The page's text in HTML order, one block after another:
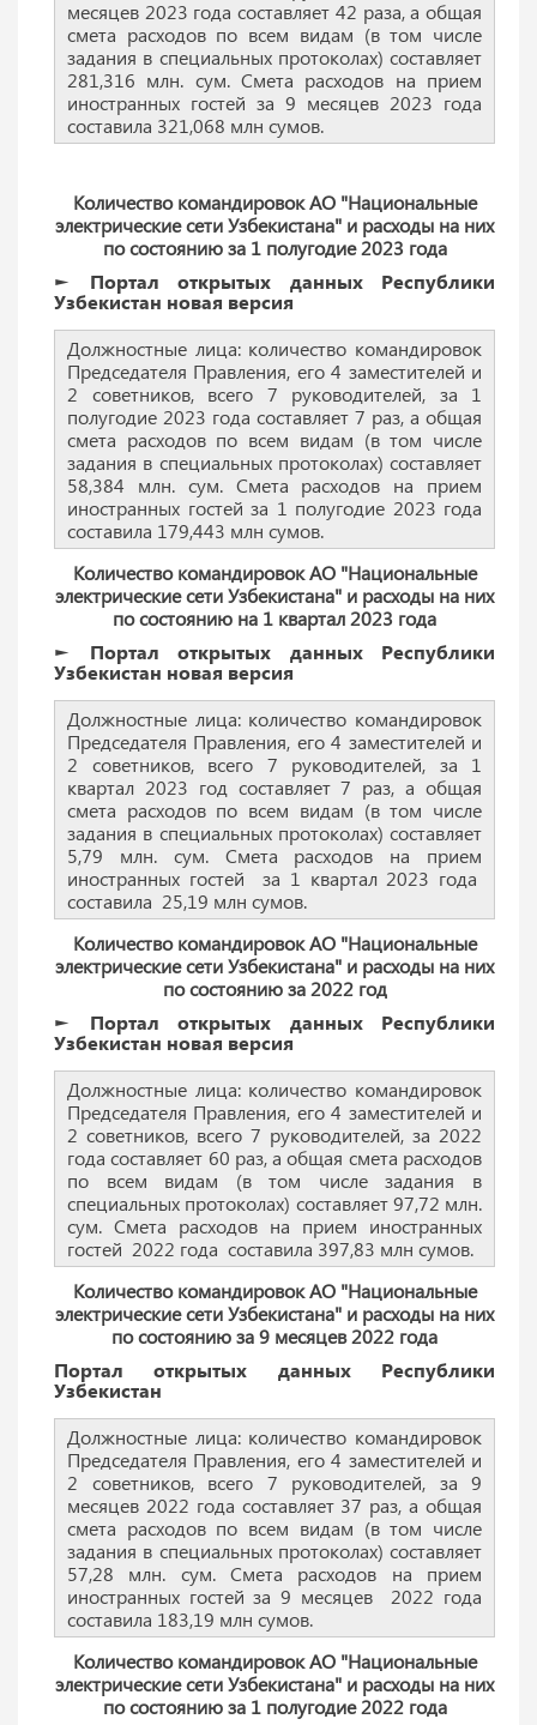
месяцев 2023 года составляет 42 раза, а общая
смета расходов по всем видам (в том числе
задания в специальных протоколах) составляет
281,316 млн. сум. Смета расходов на прием
иностранных гостей за 9 месяцев 2023 года
составила 321,068 млн сумов.
Количество командировок АО "Национальные
электрические сети Узбекистана" и расходы на них
по состоянию за 1 полугодие 2023 года
► Портал открытых данных Республики
Узбекистан новая версия
Должностные лица: количество командировок
Председателя Правления, его 4 заместителей и
2 советников, всего 7 руководителей, за 1
полугодие 2023 года составляет 7 раз, а общая
смета расходов по всем видам (в том числе
задания в специальных протоколах) составляет
58,384 млн. сум. Смета расходов на прием
иностранных гостей за 1 полугодие 2023 года
составила 179,443 млн сумов.
Количество командировок АО "Национальные
электрические сети Узбекистана" и расходы на них
по состоянию на 1 квартал 2023 года
► Портал открытых данных Республики
Узбекистан новая версия
Должностные лица: количество командировок
Председателя Правления, его 4 заместителей и
2 советников, всего 7 руководителей, за 1
квартал 2023 год составляет 7 раз, а общая
смета расходов по всем видам (в том числе
задания в специальных протоколах) составляет
5,79 млн. сум. Смета расходов на прием
иностранных гостей за 1 квартал 2023 года
составила 25,19 млн сумов.
Количество командировок АО "Национальные
электрические сети Узбекистана" и расходы на них
по состоянию за 2022 год
► Портал открытых данных Республики
Узбекистан новая версия
Должностные лица: количество командировок
Председателя Правления, его 4 заместителей и
2 советников, всего 7 руководителей, за 2022
года составляет 60 раз, а общая смета расходов
по всем видам (в том числе задания в
специальных протоколах) составляет 97,72 млн.
сум. Смета расходов на прием иностранных
гостей 2022 года составила 397,83 млн сумов.
Количество командировок АО "Национальные
электрические сети Узбекистана" и расходы на них
по состоянию за 9 месяцев 2022 года
Портал открытых данных Республики
Узбекистан
Должностные лица: количество командировок
Председателя Правления, его 4 заместителей и
2 советников, всего 7 руководителей, за 9
месяцев 2022 года составляет 37 раз, а общая
смета расходов по всем видам (в том числе
задания в специальных протоколах) составляет
57,28 млн. сум. Смета расходов на прием
иностранных гостей за 9 месяцев 2022 года
составила 183,19 млн сумов.
Количество командировок АО "Национальные
электрические сети Узбекистана" и расходы на них
по состоянию за 1 полугодие 2022 года